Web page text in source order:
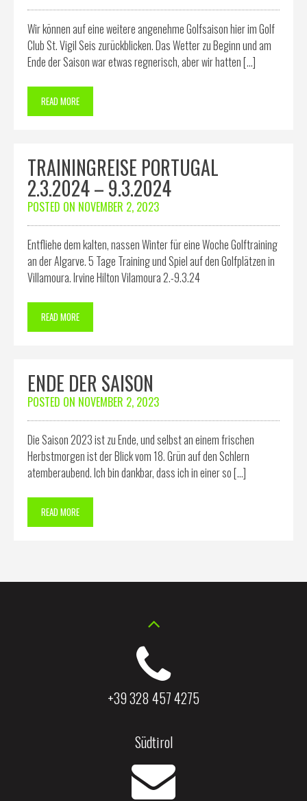
Wir können auf eine weitere angenehme Golfsaison hier im Golf
Club St. Vigil Seis zurückblicken. Das Wetter zu Beginn und am
Ende der Saison war etwas regnerisch, aber wir hatten […]
READ MORE
TRAININGREISE PORTUGAL
2.3.2024 – 9.3.2024
POSTED ON NOVEMBER 2, 2023
Entfliehe dem kalten, nassen Winter für eine Woche Golftraining
an der Algarve. 5 Tage Training und Spiel auf den Golfplätzen in
Villamoura. Irvine Hilton Vilamoura 2.-9.3.24
READ MORE
ENDE DER SAISON
POSTED ON NOVEMBER 2, 2023
Die Saison 2023 ist zu Ende, und selbst an einem frischen
Herbstmorgen ist der Blick vom 18. Grün auf den Schlern
atemberaubend. Ich bin dankbar, dass ich in einer so […]
READ MORE
+39 328 457 4275
Südtirol